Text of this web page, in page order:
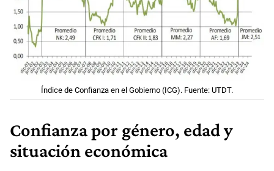
Índice de Confianza en el Gobierno (ICG). Fuente: UTDT.
Confianza por género, edad y
situación económica